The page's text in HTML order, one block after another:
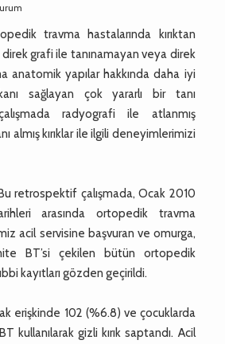
travma hastalarında kırıktan
grafi ile tanınamayan veya direk
anatomik yapılar hakkında daha iyi
sağlayan çok yararlı bir tanı
radyografi ile atlanmış
almış kırıklar ile ilgili deneyimlerimizi
retrospektif çalışmada, Ocak 2010
arasında ortopedik travma
acil servisine başvuran ve omurga,
BT’si çekilen bütün ortopedik
kayıtları gözden geçirildi.
erişkinde 102 (%6.8) ve çocuklarda
kullanılarak gizli kırık saptandı. Acil